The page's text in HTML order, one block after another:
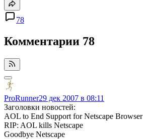
78
Комментарии 78
ProRunner29 дек 2007 в 08:11
Заголовки новостей:
AOL to End Support for Netscape Browser
RIP: AOL kills Netscape
Goodbye Netscape